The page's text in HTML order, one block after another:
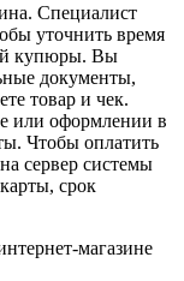
Специалист
уточнить время
купюры. Вы
документы,
товар и чек.
или оформлении в
Чтобы оплатить
сервер системы
срок
магазине